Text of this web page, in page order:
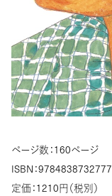
ページ数：160ページ
ISBN：9784838732777
定価：1210円（税別）